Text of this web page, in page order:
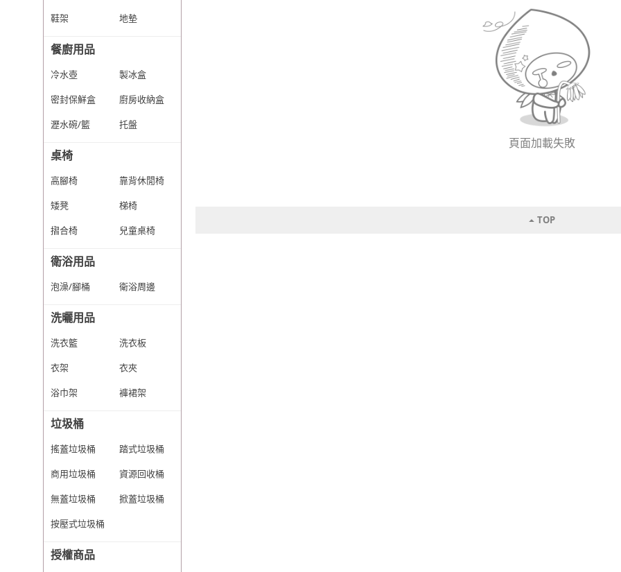
鞋架
地墊
餐廚用品
冷水壺
製冰盒
密封保鮮盒
廚房收納盒
瀝水碗/籃
托盤
桌椅
高腳椅
靠背休閒椅
矮凳
梯椅
摺合椅
兒童桌椅
衛浴用品
泡澡/腳桶 衛浴周邊
洗曬用品
洗衣籃
洗衣板
衣架
衣夾
浴巾架
褲裙架
垃圾桶
搖蓋垃圾桶
踏式垃圾桶
商用垃圾桶
資源回收桶
無蓋垃圾桶
掀蓋垃圾桶
按壓式垃圾桶
授權商品
頁面加載失敗
TOP